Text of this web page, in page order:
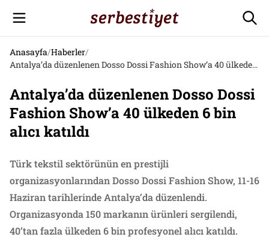
Anasayfa/Haberler/
Antalya’da düzenlenen Dosso Dossi Fashion Show’a 40 ülkeden 6 bin alıcı katıldı
Antalya’da düzenlenen Dosso Dossi
Fashion Show’a 40 ülkeden 6 bin
alıcı katıldı
Türk tekstil sektörünün en prestijli
organizasyonlarından Dosso Dossi Fashion Show, 11-16
Haziran tarihlerinde Antalya’da düzenlendi.
Organizasyonda 150 markanın ürünleri sergilendi,
40’tan fazla ülkeden 6 bin profesyonel alıcı katıldı.